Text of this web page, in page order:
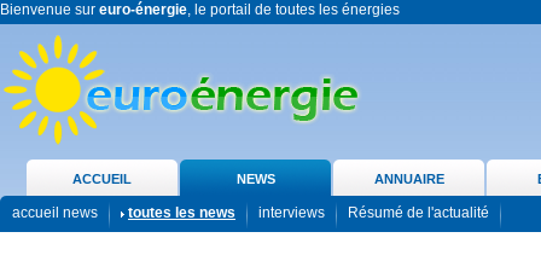
Bienvenue sur euro-énergie, le portail de toutes les énergies
ACCUEIL NEWS ANNUAIRE
accueil news toutes les news interviews Résumé de l'actualité